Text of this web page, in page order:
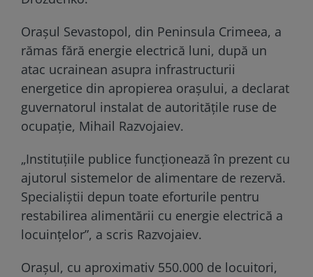
Orașul Sevastopol, din Peninsula Crimeea, a
rămas fără energie electrică luni, după un
atac ucrainean asupra infrastructurii
energetice din apropierea orașului, a declarat
guvernatorul instalat de autoritățile ruse de
ocupație, Mihail Razvojaiev.
„Instituțiile publice funcționează în prezent cu
ajutorul sistemelor de alimentare de rezervă.
Specialiștii depun toate eforturile pentru
restabilirea alimentării cu energie electrică a
locuințelor”, a scris Razvojaiev.
Orașul, cu aproximativ 550.000 de locuitori,